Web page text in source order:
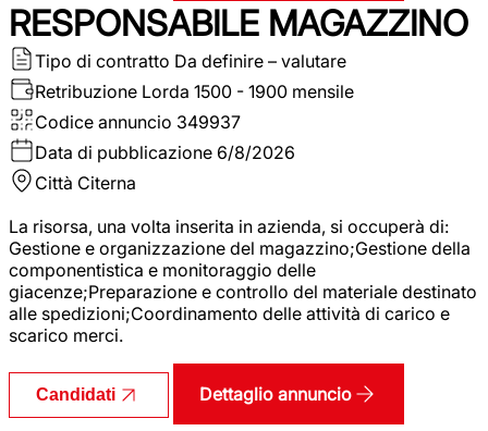
RESPONSABILE MAGAZZINO
Tipo di contratto Da definire – valutare
Retribuzione Lorda 1500 - 1900 mensile
Codice annuncio 349937
Data di pubblicazione 6/8/2026
Città Citerna
La risorsa, una volta inserita in azienda, si occuperà di:
Gestione e organizzazione del magazzino;Gestione della
componentistica e monitoraggio delle
giacenze;Preparazione e controllo del materiale destinato
alle spedizioni;Coordinamento delle attività di carico e
scarico merci.
Candidati Dettaglio annuncio